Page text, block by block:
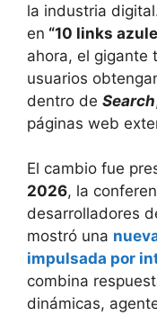
la industria
en “10 links
ahora, el gigante
usuarios
dentro de Search
páginas web
El cambio fue
2026, la
desarrolladores
mostró una
impulsada por
combina
dinámicas,